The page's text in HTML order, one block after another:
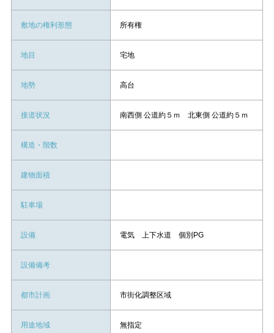
敷地の権利形態 所有権
地目 宅地
地勢 高台
接道状況 南西側 公道約５ｍ 北東側 公道約５ｍ
構造・階数
建物面積
駐車場
設備 電気 上下水道 個別PG
設備備考
都市計画 市街化調整区域
用途地域 無指定